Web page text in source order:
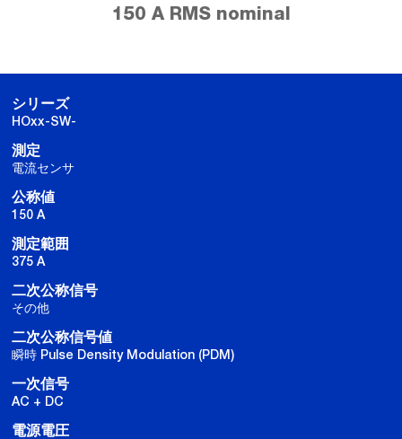
150 A RMS nominal
シリーズ
HOxx-SW-
測定
電流センサ
公称値
150 A
測定範囲
375 A
二次公称信号
その他
二次公称信号値
瞬時 Pulse Density Modulation (PDM)
一次信号
AC + DC
電源電圧